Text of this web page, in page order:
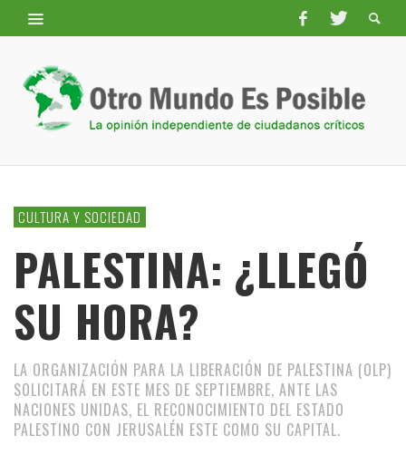
CULTURA Y SOCIEDAD
PALESTINA: ¿LLEGÓ
SU HORA?
LA ORGANIZACIÓN PARA LA LIBERACIÓN DE PALESTINA (OLP)
SOLICITARÁ EN ESTE MES DE SEPTIEMBRE, ANTE LAS
NACIONES UNIDAS, EL RECONOCIMIENTO DEL ESTADO
PALESTINO CON JERUSALÉN ESTE COMO SU CAPITAL.